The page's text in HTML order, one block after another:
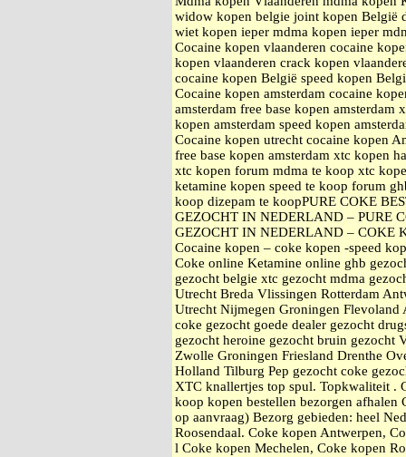
widow kopen belgie joint kopen België
wiet kopen ieper mdma kopen ieper
Cocaine kopen vlaanderen cocaine
kopen vlaanderen crack kopen
cocaine kopen België speed kopen
Cocaine kopen amsterdam cocaine
amsterdam free base kopen amsterdam
kopen amsterdam speed kopen
Cocaine kopen utrecht cocaine kopen
free base kopen amsterdam xtc kopen
xtc kopen forum mdma te koop xtc
ketamine kopen speed te koop forum
koop dizepam te koopPURE COKE
GEZOCHT IN NEDERLAND – PURE
GEZOCHT IN NEDERLAND – COKE
Cocaine kopen – coke kopen -speed
Coke online Ketamine online ghb
gezocht belgie xtc gezocht mdma
Utrecht Breda Vlissingen Rotterdam
Utrecht Nijmegen Groningen Flevoland
coke gezocht goede dealer gezocht
gezocht heroine gezocht bruin gezocht
Zwolle Groningen Friesland Drenthe
Holland Tilburg Pep gezocht coke
XTC knallertjes top spul. Topkwaliteit .
koop kopen bestellen bezorgen
op aanvraag) Bezorg gebieden: heel
Roosendaal. Coke kopen Antwerpen,
l Coke kopen Mechelen, Coke kopen